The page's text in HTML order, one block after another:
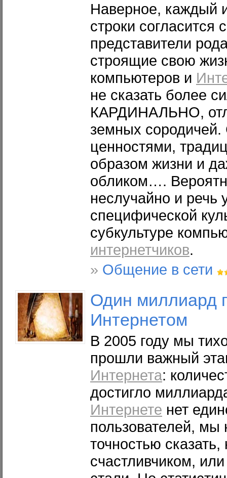
Наверное, каждый
строки согласится
представители
строящие свою
компьютеров и
не сказать более
КАРДИНАЛЬНО,
земных
ценностями,
образом жизни и
обликом….
неслучайно и речь
специфической
субкультуре
интернетчиков.
» Общение в сети
Один миллиард
Интернетом
В 2005 году мы
прошли важный
Интернета:
достигло
Интернете нет
пользователей,
точностью
счастливчиком,